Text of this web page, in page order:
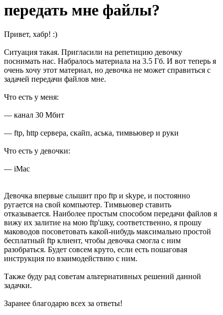
передать мне файлы?
Привет, хабр! :)
Ситуация такая. Пригласили на репетицию девочку
поснимать нас. Набралось материала на 3.5 Гб. И вот теперь я
очень хочу этот материал, но девочка не может справиться с
задачей передачи файлов мне.
Что есть у меня:
— канал 30 Мбит
— ftp, http сервера, скайп, аська, тимвьювер и руки
Что есть у девочки:
— iMac
Девочка впервые слышит про ftp и skype, и постоянно
ругается на свой компьютер. Тимвьювер ставить
отказывается. Наиболее простым способом передачи файлов я
вижу их залитие на мою ftp'шку, соответственно, я прошу
маководов посоветовать какой-нибудь максимально простой
бесплатный ftp клиент, чтобы девочка смогла с ним
разобраться. Будет совсем круто, если есть пошаговая
инструкция по взаимодействию с ним.
Также буду рад советам альтернативных решений данной
задачки.
Заранее благодарю всех за ответы!